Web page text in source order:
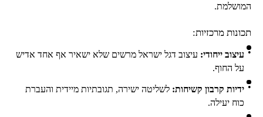
המושלמת.
תכונות מרכזיות:
עיצוב ייחודי: עיצוב דגל ישראל מרשים שלא ישאיר אף אחד אדיש
על החוף.
ידיות קרבון קשיחות: לשליטה ישירה, תגובתיות מיידית והעברת
כוח יעילה.